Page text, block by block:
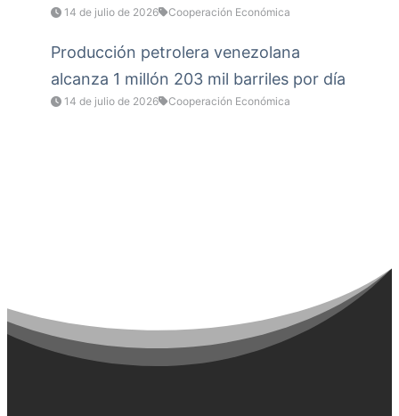
14 de julio de 2026 Cooperación Económica
Producción petrolera venezolana
alcanza 1 millón 203 mil barriles por día
14 de julio de 2026 Cooperación Económica